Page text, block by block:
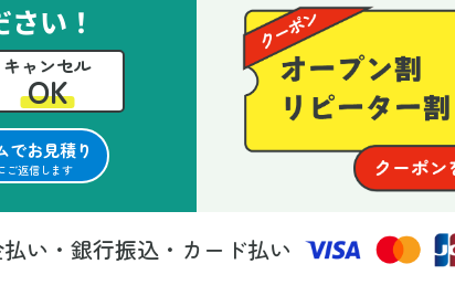
りがとうございまし
い！
キャンセル
OK
でお見積り
ご返信します
い・銀行振込・カード払い